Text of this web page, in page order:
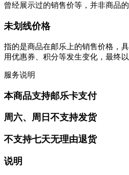
曾经展示过的销售价等，并非商品
未划线价格
指的是商品在邮乐上的销售价格，
用优惠券、积分等发生变化，最终
服务说明
本商品支持邮乐卡支付
周六、周日不支持发货
不支持七天无理由退货
说明